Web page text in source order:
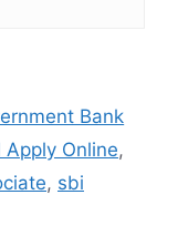
Bank
Apply Online,
, sbi